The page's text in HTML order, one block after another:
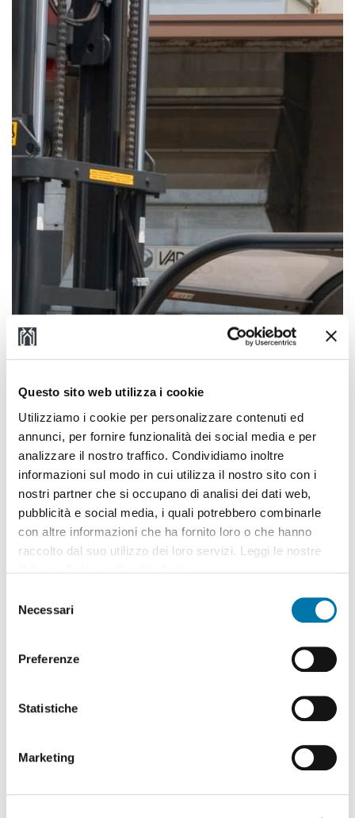
Questo sito web utilizza i cookie
Utilizziamo i cookie per personalizzare contenuti ed
annunci, per fornire funzionalità dei social media e per
analizzare il nostro traffico. Condividiamo inoltre
informazioni sul modo in cui utilizza il nostro sito con i
nostri partner che si occupano di analisi dei dati web,
pubblicità e social media, i quali potrebbero combinarle
con altre informazioni che ha fornito loro o che hanno
raccolto dal suo utilizzo dei loro servizi. Leggi le nostre
delNecessari
Preferenze
Statistiche
Marketing